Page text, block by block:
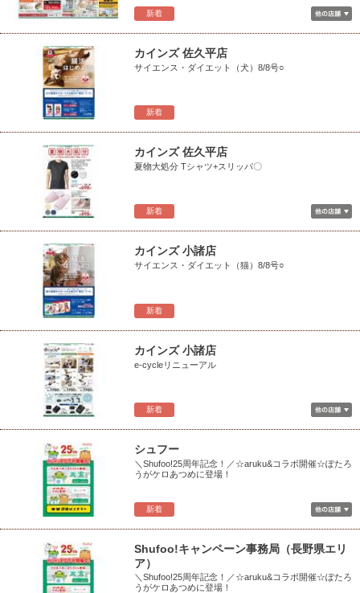
新着
新着
カインズ 佐久平店
サイエンス・ダイエット（犬）8/8号○
新着
カインズ 佐久平店
夏物大処分 Tシャツ+スリッパ〇
新着
カインズ 小諸店
サイエンス・ダイエット（猫）8/8号○
新着
カインズ 小諸店
e-cycleリニューアル
新着
シュフー
＼Shufoo!25周年記念！／☆aruku&コラボ開催☆ぽたろ
うがケロあつめに登場！
Shufoo!キャンペーン事務局（長野県エリ
ア）
＼Shufoo!25周年記念！／☆aruku&コラボ開催☆ぽたろ
うがケロあつめに登場！